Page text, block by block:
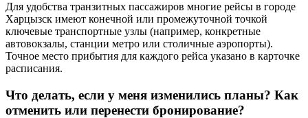
Для удобства транзитных пассажиров многие рейсы в городе
Харцызск имеют конечной или промежуточной точкой
ключевые транспортные узлы (например, конкретные
автовокзалы, станции метро или столичные аэропорты).
Точное место прибытия для каждого рейса указано в карточке
расписания.
Что делать, если у меня изменились планы? Как
отменить или перенести бронирование?